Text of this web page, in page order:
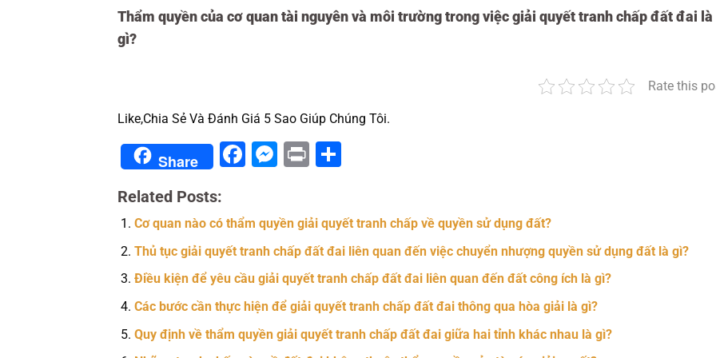
Thẩm quyền của cơ quan tài nguyên và môi trường trong việc giải quyết tranh chấp đất đai là
gì?
Rate this
Like,Chia Sẻ Và Đánh Giá 5 Sao Giúp Chúng Tôi.
Share Facebook
Messenger
Print
Related Posts:
Cơ quan nào có thẩm quyền giải quyết tranh chấp về quyền sử dụng đất?
Thủ tục giải quyết tranh chấp đất đai liên quan đến việc chuyển nhượng quyền sử dụng đất là gì?
Điều kiện để yêu cầu giải quyết tranh chấp đất đai liên quan đến đất công ích là gì?
Các bước cần thực hiện để giải quyết tranh chấp đất đai thông qua hòa giải là gì?
Quy định về thẩm quyền giải quyết tranh chấp đất đai giữa hai tỉnh khác nhau là gì?